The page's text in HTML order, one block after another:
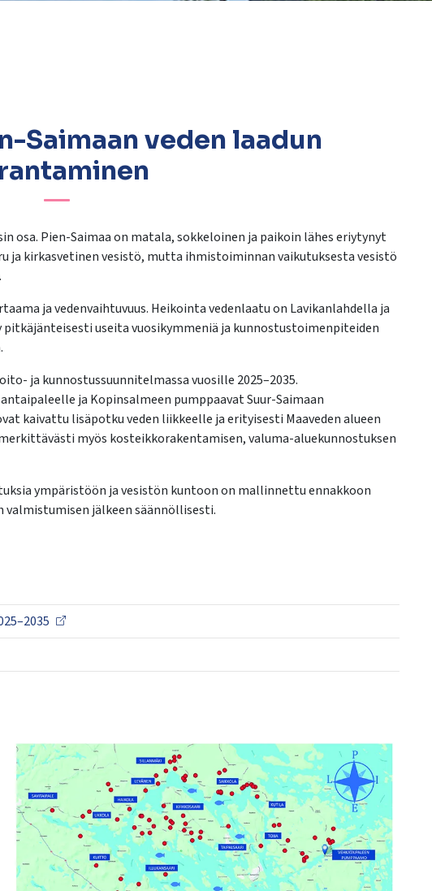
Saimaan veden laadun
osa. Pien-Saimaa on matala, sokkeloinen ja paikoin lähes eriytynyt
ja kirkasvetinen vesistö, mutta ihmistoiminnan vaikutuksesta vesistö
ja vedenvaihtuvuus. Heikointa vedenlaatu on Lavikanlahdella ja
useita vuosikymmeniä ja kunnostustoimenpiteiden
ja kunnostussuunnitelmassa vuosille 2025–2035.
ja Kopinsalmeen pumppaavat Suur-Saimaan
kaivattu lisäpotku veden liikkeelle ja erityisesti Maaveden alueen
myös kosteikkorakentamisen, valuma-aluekunnostuksen
ympäristöön ja vesistön kuntoon on mallinnettu ennakkoon
jälkeen säännöllisesti.